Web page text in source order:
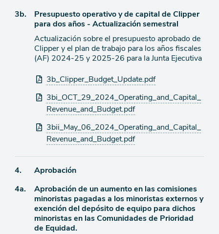
Ítem
agenda
3b.
Presupuesto operativo y de capital de Clipper
para dos años - Actualización semestral
Actualización sobre el presupuesto aprobado de
Clipper y el plan de trabajo para los años fiscales
(AF) 2024-25 y 2025-26 para la Junta Ejecutiva
Archivos
adjuntos
3b_Clipper_Budget_Update.pdf
3bi_OCT_29_2024_Operating_and_Capital_
Revenue_and_Budget.pdf
3bii_May_06_2024_Operating_and_Capital_
Revenue_and_Budget.pdf
Ítem
de
agenda
4.
Aprobación
Ítem
agenda
4a.
Aprobación de un aumento en las comisiones
minoristas pagadas a los minoristas externos y
exención del depósito de equipo para dichos
minoristas en las Comunidades de Prioridad
de Equidad.